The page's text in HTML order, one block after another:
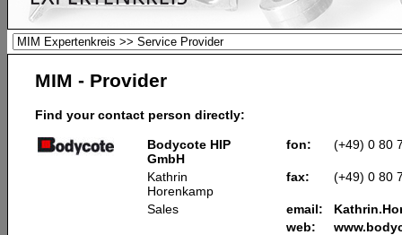
MIM - Provider
Find your contact person directly:
Bodycote HIP
GmbH
fon: (+49) 0 80
Kathrin
Horenkamp
fax: (+49) 0 80
Sales email:
web: